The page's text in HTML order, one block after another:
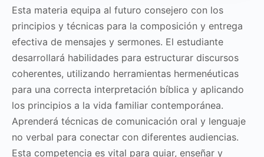
Esta materia equipa al futuro consejero con los
principios y técnicas para la composición y entrega
efectiva de mensajes y sermones. El estudiante
desarrollará habilidades para estructurar discursos
coherentes, utilizando herramientas hermenéuticas
para una correcta interpretación bíblica y aplicando
los principios a la vida familiar contemporánea.
Aprenderá técnicas de comunicación oral y lenguaje
no verbal para conectar con diferentes audiencias.
Esta competencia es vital para guiar, enseñar y